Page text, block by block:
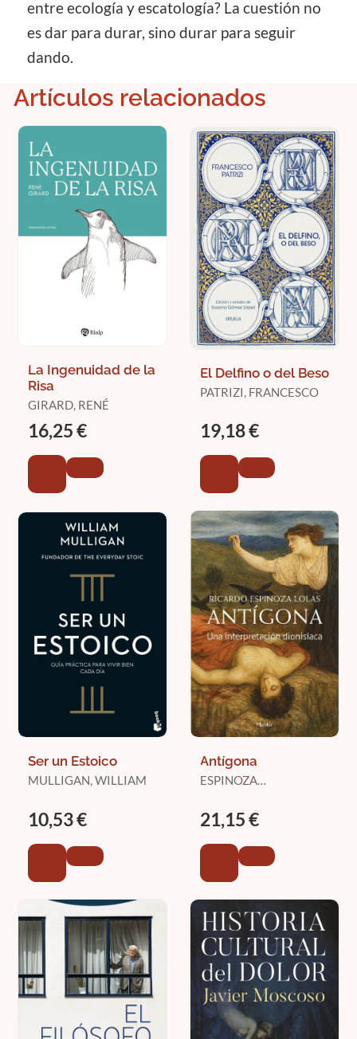
entre ecología y escatología? La cuestión no
es dar para durar, sino durar para seguir
dando.
Artículos relacionados
La Ingenuidad de la
Risa
GIRARD, RENÉ
16,25 €
El Delfino o del Beso
PATRIZI, FRANCESCO
19,18 €
Ser un Estoico
MULLIGAN, WILLIAM
10,53 €
Antígona
ESPINOZA
21,15 €